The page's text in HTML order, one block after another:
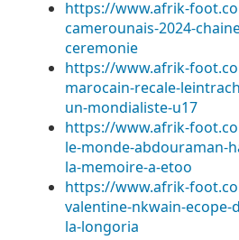
https://www.afrik-
camerounais-2024-
ceremonie
https://www.afrik-
marocain-recale-
un-mondialiste-u17
https://www.afrik-
le-monde-abdouraman-
la-memoire-a-etoo
https://www.afrik-
valentine-nkwain-ecope-
la-longoria